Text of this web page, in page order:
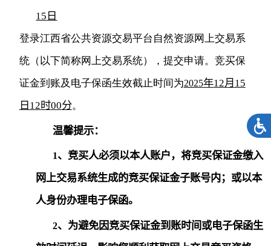
15 日
登录江西省公共资源交易平台自然资源网上交易系
统（以下简称网上交易系统），提交申请。竞买保
证金到账及电子保函生效截止时间为2025年12月 15
日 12时00分。
温馨提示：
1、竞买人必须以本人账户，将竞买保证金缴入
网上交易系统生成的竞买保证金子账号内；或以本
人身份办理电子保函。
2、为避免因竞买保证金到账时间或电子保函生